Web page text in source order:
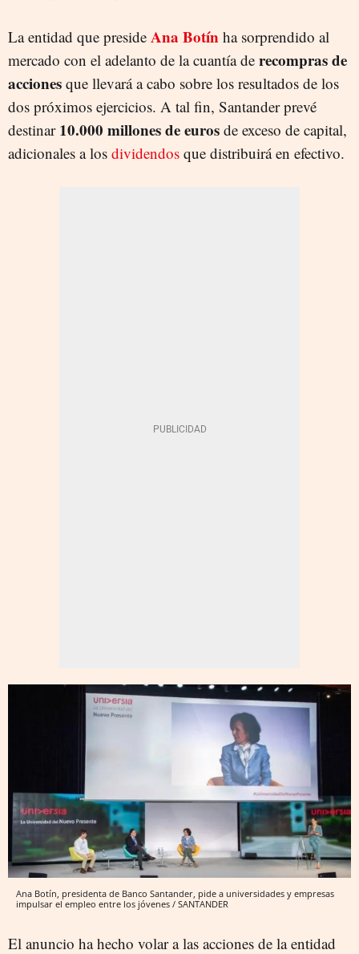
La entidad que preside Ana Botín ha sorprendido al
mercado con el adelanto de la cuantía de recompras de
acciones que llevará a cabo sobre los resultados de los
dos próximos ejercicios. A tal fin, Santander prevé
destinar 10.000 millones de euros de exceso de capital,
adicionales a los dividendos que distribuirá en efectivo.
Ana Botín, presidenta de Banco Santander, pide a universidades y empresas
impulsar el empleo entre los jóvenes / SANTANDER
El anuncio ha hecho volar a las acciones de la entidad